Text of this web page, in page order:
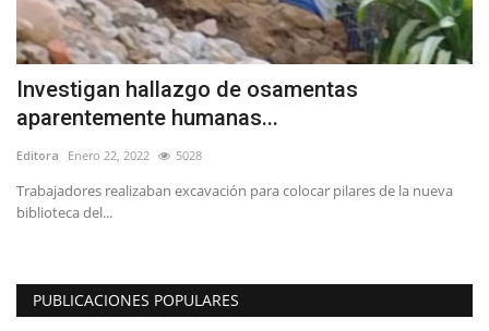
Deporte
Política
Espectáculos
Investigan hallazgo de osamentas
aparentemente humanas...
Editora Enero 22, 2022 5028
Trabajadores realizaban excavación para colocar pilares de la nueva
biblioteca del...
PUBLICACIONES POPULARES